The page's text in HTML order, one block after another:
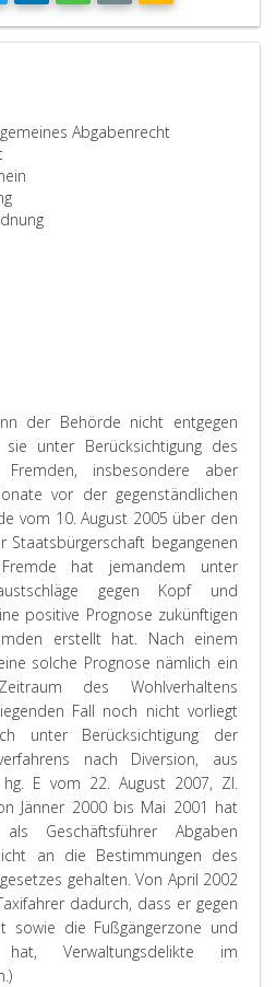
Abgabenrecht
der Behörde nicht entgegen
unter Berücksichtigung des
Fremden, insbesondere aber
vor der gegenständlichen
vom 10. August 2005 über den
Staatsbürgerschaft begangenen
Fremde hat jemandem unter
gegen Kopf und
positive Prognose zukünftigen
erstellt hat. Nach einem
solche Prognose nämlich ein
des Wohlverhaltens
Fall noch nicht vorliegt
unter Berücksichtigung der
nach Diversion, aus
E vom 22. August 2007, Zl.
Jänner 2000 bis Mai 2001 hat
Geschäftsführer Abgaben
an die Bestimmungen des
gehalten. Von April 2002
dadurch, dass er gegen
sowie die Fußgängerzone und
Verwaltungsdelikte im